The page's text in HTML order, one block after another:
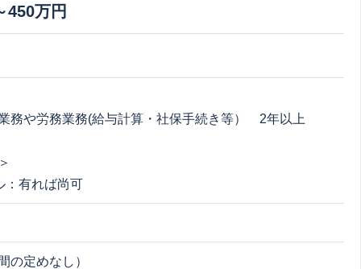
450万円
務や労務業務(給与計算・社保手続き等） 2年以上
：有れば尚可
の定めなし）